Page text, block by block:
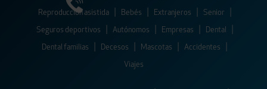
Reproducción asistida Bebés Extranjeros Senior
Seguros deportivos Autónomos Empresas Dental
Dental familias Decesos Mascotas Accidentes
Viajes